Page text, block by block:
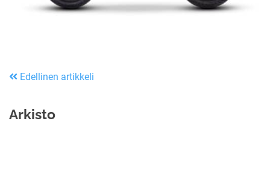
Edellinen artikkeli
Arkisto